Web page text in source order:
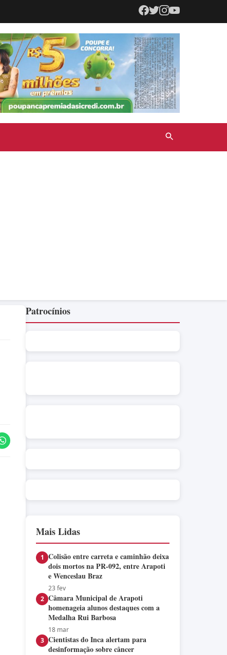
Patrocínios
Mais Lidas
1 Colisão entre carreta e caminhão deixa
dois mortos na PR-092, entre Arapoti
e Wenceslau Braz
23 fev
2 Câmara Municipal de Arapoti
homenageia alunos destaques com a
Medalha Rui Barbosa
18 mar
3 Cientistas do Inca alertam para
desinformação sobre câncer